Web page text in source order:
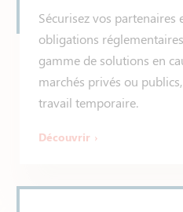
Sécurisez vos partenaires
obligations
gamme de solutions en
marchés privés ou
travail temporaire.
Découvrir